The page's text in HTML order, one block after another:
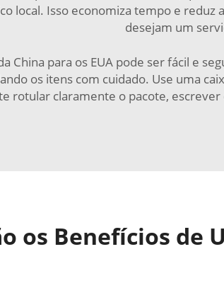
local. Isso economiza tempo e reduz
desejam um
China para os EUA pode ser fácil e
os itens com cuidado. Use uma
rotular claramente o pacote,
os Benefícios de